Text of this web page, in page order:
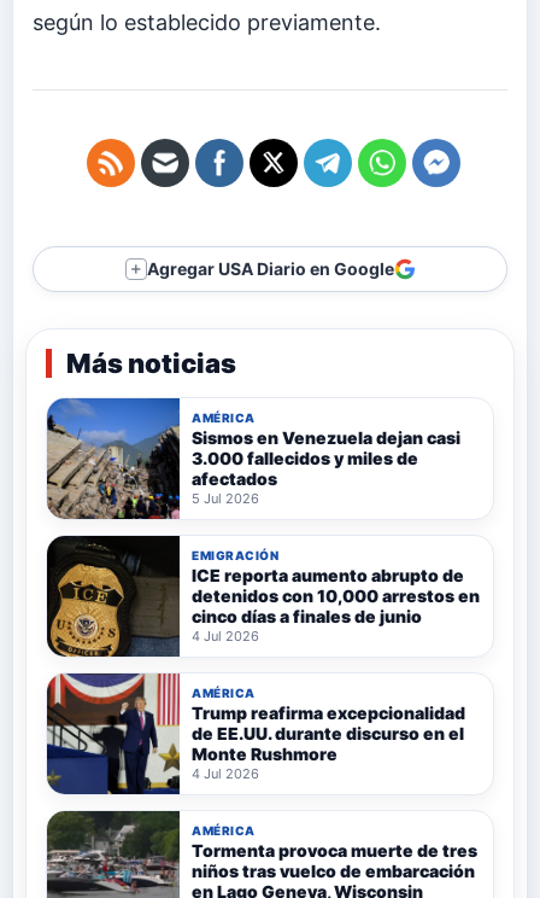
según lo establecido previamente.
＋ Agregar USA Diario en Google
Más noticias
AMÉRICA
Sismos en Venezuela dejan casi
3.000 fallecidos y miles de
afectados
5 Jul 2026
EMIGRACIÓN
ICE reporta aumento abrupto de
detenidos con 10,000 arrestos en
cinco días a finales de junio
4 Jul 2026
AMÉRICA
Trump reafirma excepcionalidad
de EE.UU. durante discurso en el
Monte Rushmore
4 Jul 2026
AMÉRICA
Tormenta provoca muerte de tres
niños tras vuelco de embarcación
en Lago Geneva, Wisconsin